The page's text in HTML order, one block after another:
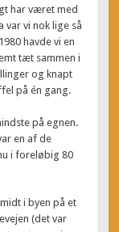
har været med
var vi nok lige så
havde vi en
tæt sammen i
og knapt
på én gang.
på egnen.
en af de
i foreløbig 80
i byen på et
(det var